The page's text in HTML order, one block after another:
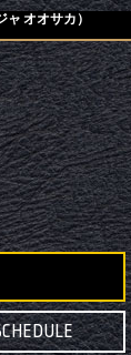
ャ オオサカ）